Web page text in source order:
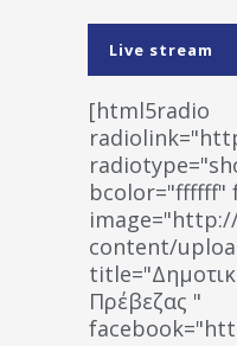
Live stream
[html5radio
bcolor="ffffff"
content/
Πρέβεζας "